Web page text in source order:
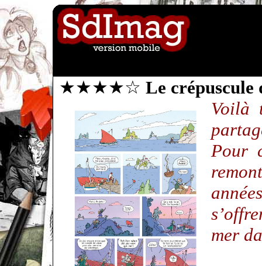
★★★★☆ Le crépuscule
Voilà
Pour
mer